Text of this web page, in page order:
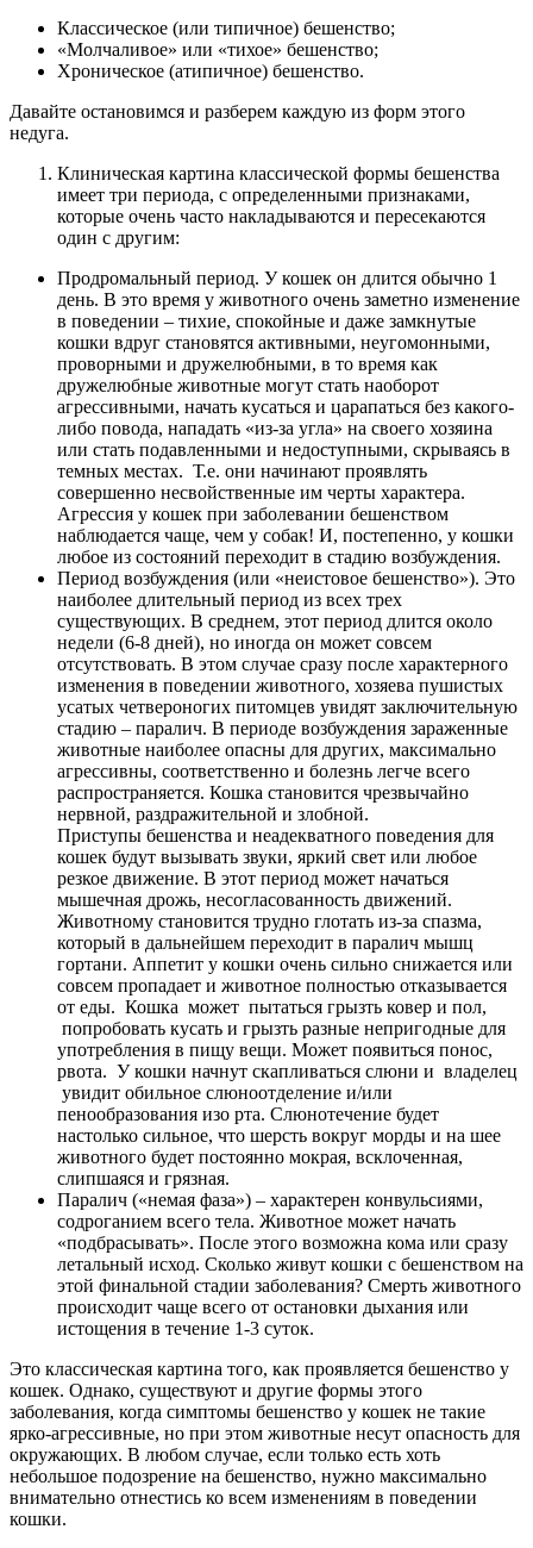
Классическое (или типичное) бешенство;
«Молчаливое» или «тихое» бешенство;
Хроническое (атипичное) бешенство.
Давайте остановимся и разберем каждую из форм этого
недуга.
Клиническая картина классической формы бешенства
имеет три периода, с определенными признаками,
которые очень часто накладываются и пересекаются
один с другим:
Продромальный период. У кошек он длится обычно 1
день. В это время у животного очень заметно изменение
в поведении – тихие, спокойные и даже замкнутые
кошки вдруг становятся активными, неугомонными,
проворными и дружелюбными, в то время как
дружелюбные животные могут стать наоборот
агрессивными, начать кусаться и царапаться без какого-
либо повода, нападать «из-за угла» на своего хозяина
или стать подавленными и недоступными, скрываясь в
темных местах. Т.е. они начинают проявлять
совершенно несвойственные им черты характера.
Агрессия у кошек при заболевании бешенством
наблюдается чаще, чем у собак! И, постепенно, у кошки
любое из состояний переходит в стадию возбуждения.
Период возбуждения (или «неистовое бешенство»). Это
наиболее длительный период из всех трех
существующих. В среднем, этот период длится около
недели (6-8 дней), но иногда он может совсем
отсутствовать. В этом случае сразу после характерного
изменения в поведении животного, хозяева пушистых
усатых четвероногих питомцев увидят заключительную
стадию – паралич. В периоде возбуждения зараженные
животные наиболее опасны для других, максимально
агрессивны, соответственно и болезнь легче всего
распространяется. Кошка становится чрезвычайно
нервной, раздражительной и злобной.
Приступы бешенства и неадекватного поведения для
кошек будут вызывать звуки, яркий свет или любое
резкое движение. В этот период может начаться
мышечная дрожь, несогласованность движений.
Животному становится трудно глотать из-за спазма,
который в дальнейшем переходит в паралич мышц
гортани. Аппетит у кошки очень сильно снижается или
совсем пропадает и животное полностью отказывается
от еды. Кошка может пытаться грызть ковер и пол,
попробовать кусать и грызть разные непригодные для
употребления в пищу вещи. Может появиться понос,
рвота. У кошки начнут скапливаться слюни и владелец
увидит обильное слюноотделение и/или
пенообразования изо рта. Слюнотечение будет
настолько сильное, что шерсть вокруг морды и на шее
животного будет постоянно мокрая, всклоченная,
слипшаяся и грязная.
Паралич («немая фаза») – характерен конвульсиями,
содроганием всего тела. Животное может начать
«подбрасывать». После этого возможна кома или сразу
летальный исход. Сколько живут кошки с бешенством на
этой финальной стадии заболевания? Смерть животного
происходит чаще всего от остановки дыхания или
истощения в течение 1-3 суток.
Это классическая картина того, как проявляется бешенство у
кошек. Однако, существуют и другие формы этого
заболевания, когда симптомы бешенство у кошек не такие
ярко-агрессивные, но при этом животные несут опасность для
окружающих. В любом случае, если только есть хоть
небольшое подозрение на бешенство, нужно максимально
внимательно отнестись ко всем изменениям в поведении
кошки.